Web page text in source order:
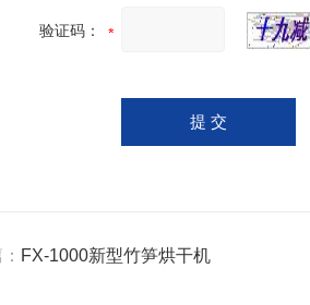
验证码：
FX-1000新型竹笋烘干机